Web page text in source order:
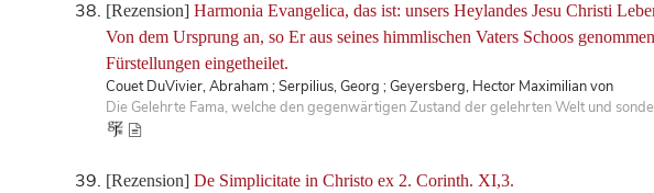
[Rezension] Harmonia Evangelica, das ist: unsers Heylandes Jesu Christi
Von dem Ursprung an, so Er aus seines himmlischen Vaters Schoos
Fürstellungen eingetheilet.
Couet DuVivier, Abraham ; Serpilius, Georg ; Geyersberg, Hector Maximilian von
Die Gelehrte Fama, welche den gegenwärtigen Zustand der gelehrten Welt und
[Rezension] De Simplicitate in Christo ex 2. Corinth. XI,3.